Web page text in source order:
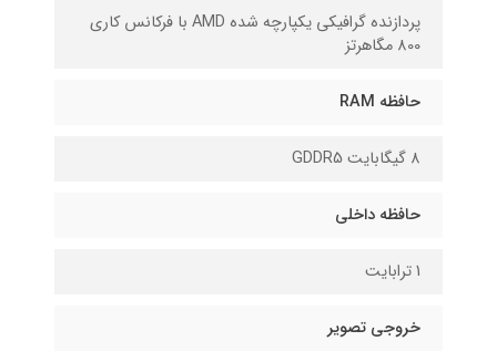
پردازنده گرافیکی یکپارچه شده AMD با فرکانس کاری
800 مگاهرتز
حافظه RAM
8 گیگابایت GDDR5
حافظه داخلی
1 ترابایت
خروجی تصویر